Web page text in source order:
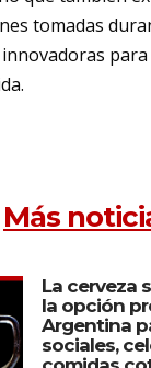
tomadas
Más
La cerveza
la opción
Argentina
sociales,